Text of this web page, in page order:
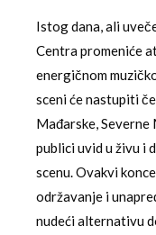
Istog dana, ali
Centra promeniće
energičnom
sceni će nastupiti
Mađarske,
publici uvid u živu i
scenu. Ovakvi
održavanje i
nudeći alternativu